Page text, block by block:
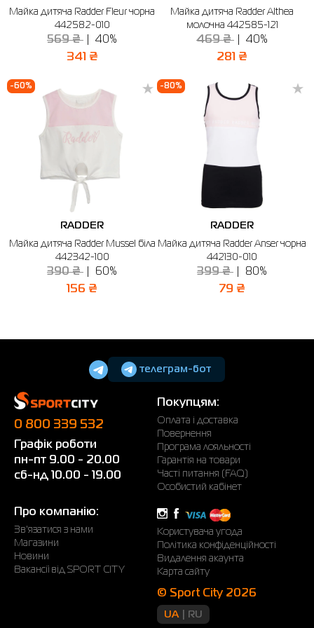
Термобілизна
Толстовки
Футболки
Шорти
Фітнес та йога
Шарфи
The North Face
Under Armour
Напівчеревики
Бренди
Larum
Майка дитяча Radder Fleur чорна
442582-010
569 ₴ 40%
341 ₴
Майка дитяча Radder Althea
молочна 442585-121
469 ₴ 40%
281 ₴
-60%
RADDER
Майка дитяча Radder Mussel біла
442342-100
390 ₴ 60%
156 ₴
-80%
RADDER
Майка дитяча Radder Anser чорна
442130-010
399 ₴ 80%
79 ₴
телеграм-бот
0 800 339 532
Графік роботи
пн-пт 9.00 - 20.00
сб-нд 10.00 - 19.00
Покупцям:
Оплата і доставка
Повернення
Програма лояльності
Гарантія на товари
Часті питання (FAQ)
Особистий кабінет
Про компанію:
Зв'язатися з нами
Магазини
Новини
Вакансії від SPORT CITY
Користувача угода
Політика конфіденційності
Видалення акаунта
Карта сайту
© Sport City 2026
UA RU